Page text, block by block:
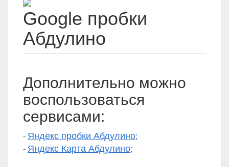
Google пробки
Абдулино
Дополнительно можно
воспользоваться
сервисами:
- Яндекс пробки Абдулино;
- Яндекс Карта Абдулино;